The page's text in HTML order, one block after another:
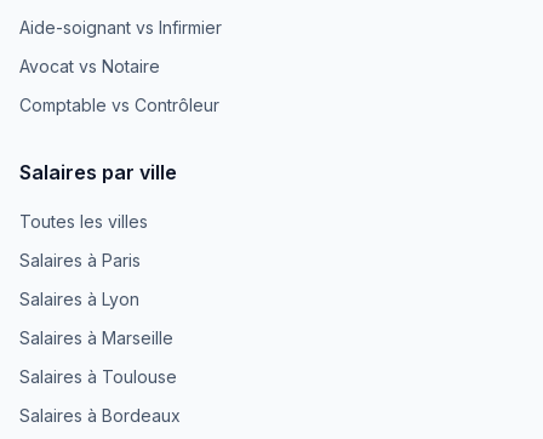
Aide-soignant vs Infirmier
Avocat vs Notaire
Comptable vs Contrôleur
Salaires par ville
Toutes les villes
Salaires à Paris
Salaires à Lyon
Salaires à Marseille
Salaires à Toulouse
Salaires à Bordeaux